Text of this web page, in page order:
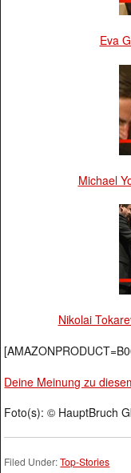
Eva
Michael
Nikolai
Deine Meinung zu
Foto(s): © HauptBruch
Filed Under:Top-Stories